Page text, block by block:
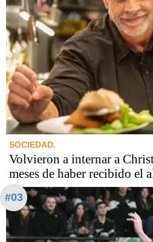
SOCIEDAD.
Volvieron a internar a
meses de haber recibido el
#03